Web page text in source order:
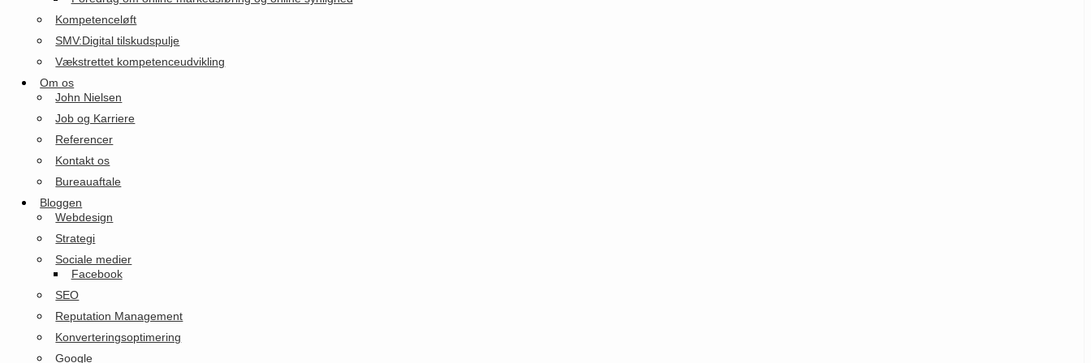
Kompetenceløft
SMV:Digital tilskudspulje
Vækstrettet kompetenceudvikling
Om os
John Nielsen
Job og Karriere
Referencer
Kontakt os
Bureauaftale
Bloggen
Webdesign
Strategi
Sociale medier
Facebook
SEO
Reputation Management
Konverteringsoptimering
Google